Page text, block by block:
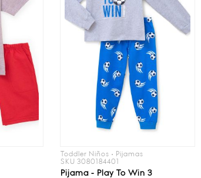
Toddler Niños • Pijamas
SKU 3080184401
Pijama - Play To Win 3